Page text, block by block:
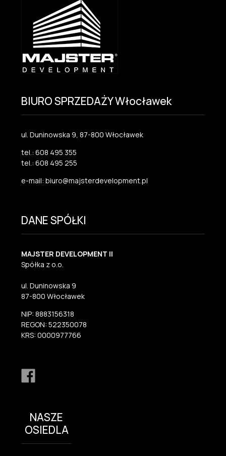
BIURO SPRZEDAŻY Włocławek
ul. Duninowska 9, 87-800 Włocławek
tel.: 608 495 355
tel.: 608 495 255
e-mail: biuro@majsterdevelopment.pl
DANE SPÓŁKI
MAJSTER DEVELOPMENT II
Spółka z o.o.
ul. Duninowska 9
87-800 Włocławek
NIP: 8883156318
REGON: 522350078
KRS: 0000977766
NASZE
OSIEDLA